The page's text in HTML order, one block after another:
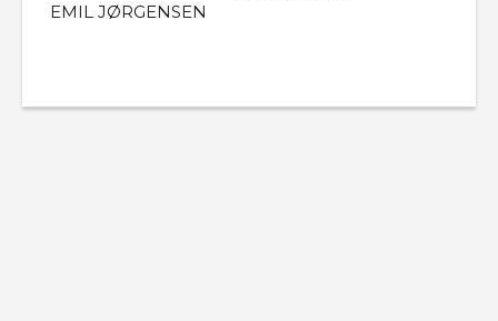
EMIL JØRGENSEN